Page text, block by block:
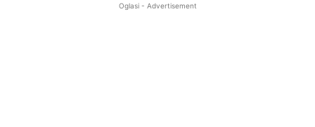
Oglasi - Advertisement